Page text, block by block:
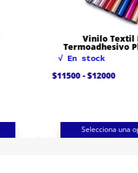
Vinilo Textil
Termoadhesivo
√ En stock
$11500 - $12000Rango
de
Selecciona una